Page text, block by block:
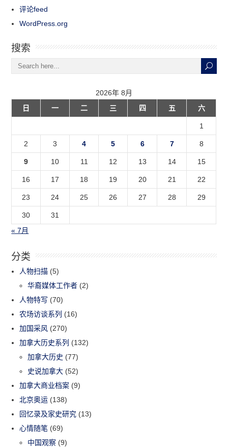
评论feed
WordPress.org
搜索
2026年 8月
日
一 二 三 四 五 六
1
2 3 4 5 6 7 8
9 10 11 12 13 14 15
16 17 18 19 20 21 22
23 24 25 26 27 28 29
30
31
« 7月
分类
人物扫描 (5)
华裔媒体工作者 (2)
人物特写 (70)
农场访谈系列 (16)
加国采风 (270)
加拿大历史系列 (132)
加拿大历史 (77)
史说加拿大 (52)
加拿大商业档案 (9)
北京奥运 (138)
回忆录及家史研究 (13)
心情随笔 (69)
中国观察 (9)